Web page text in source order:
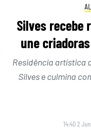
Silves recebe
une
Residência artística
Silves e culmina
14:40 2